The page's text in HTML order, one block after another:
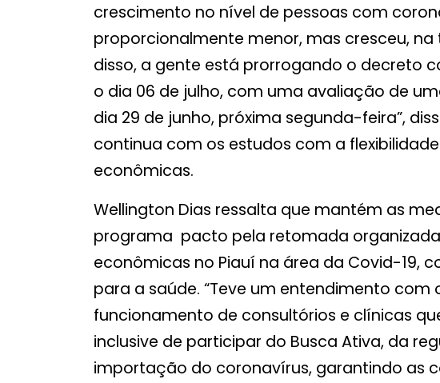
crescimento no nível de pessoas com
proporcionalmente menor, mas cresceu, na
disso, a gente está prorrogando o decreto
o dia 06 de julho, com uma avaliação de
dia 29 de junho, próxima segunda-feira”,
continua com os estudos com a
econômicas.
Wellington Dias ressalta que mantém as
programa pacto pela retomada
econômicas no Piauí na área da Covid-19,
para a saúde. “Teve um entendimento com
funcionamento de consultórios e clínicas
inclusive de participar do Busca Ativa, da
importação do coronavírus, garantindo as